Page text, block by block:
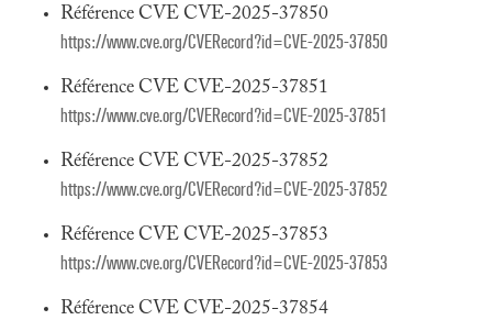
Référence CVE CVE-2025-37850
https://www.cve.org/CVERecord?id=CVE-2025-37850
Référence CVE CVE-2025-37851
https://www.cve.org/CVERecord?id=CVE-2025-37851
Référence CVE CVE-2025-37852
https://www.cve.org/CVERecord?id=CVE-2025-37852
Référence CVE CVE-2025-37853
https://www.cve.org/CVERecord?id=CVE-2025-37853
Référence CVE CVE-2025-37854